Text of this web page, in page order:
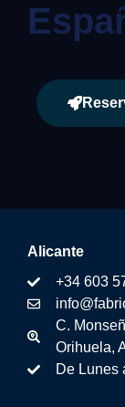
Alicante
+34 603
C.
Orihuela,
De Lunes